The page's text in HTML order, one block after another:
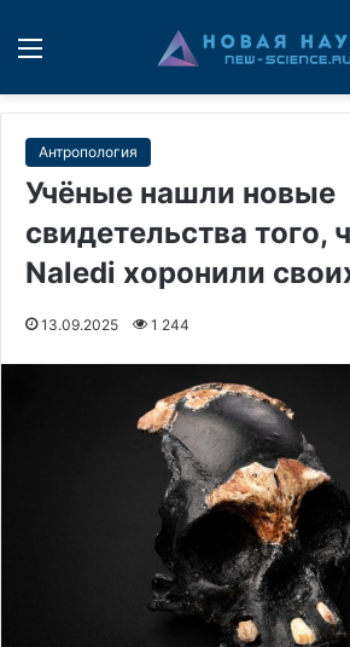
Антропология
Учёные нашли новые
свидетельства того,
Naledi хоронили
13.09.2025 1 244